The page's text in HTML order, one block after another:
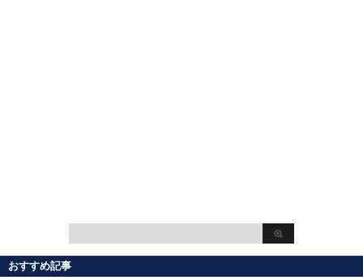
おすすめ記事